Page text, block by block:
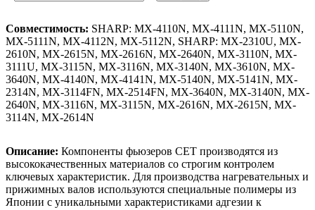
Совместимость: SHARP: MX-4110N, MX-4111N, MX-5110N,
MX-5111N, MX-4112N, MX-5112N, SHARP: MX-2310U, MX-
2610N, MX-2615N, MX-2616N, MX-2640N, MX-3110N, MX-
3111U, MX-3115N, MX-3116N, MX-3140N, MX-3610N, MX-
3640N, MX-4140N, MX-4141N, MX-5140N, MX-5141N, MX-
2314N, MX-3114FN, MX-2514FN, MX-3640N, MX-3140N, MX-
2640N, MX-3116N, MX-3115N, MX-2616N, MX-2615N, MX-
3114N, MX-2614N
Описание: Компоненты фьюзеров CET производятся из
высококачественных материалов со строгим контролем
ключевых характеристик. Для производства нагревательных и
прижимных валов используются специальные полимеры из
Японии с уникальными характеристиками адгезии к